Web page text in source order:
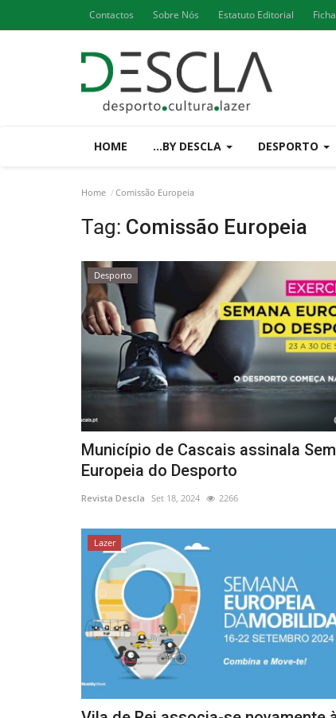
Contactos Sobre Nós Estatuto Editorial
HOME ...BY DESCLA DESPORTO
Home Comissão Europeia
Tag: Comissão Europeia
Desporto
Município de Cascais assinala
Europeia do Desporto
Revista Descla Set 18, 2024 2266
Lazer